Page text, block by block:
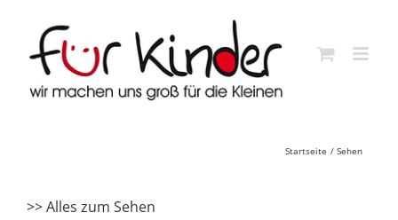
content
Startseite Sehen
>> Alles zum Sehen